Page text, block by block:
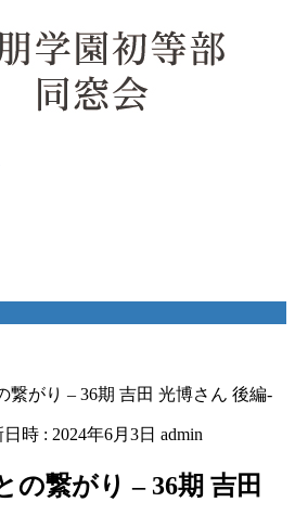
繋がり – 36期 吉田 光博さん 後編-
時 : 2024年6月3日 admin
の繋がり – 36期 吉田